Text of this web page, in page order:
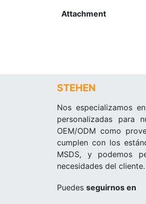
Attachment
STEHEN
Nos especializamos
personalizadas para
OEM/ODM como
cumplen con los
MSDS, y podemos
necesidades del cliente.
Puedes seguirnos en